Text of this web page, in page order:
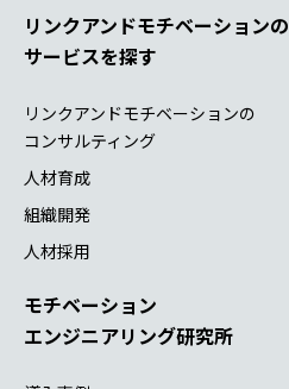
リンクアンドモチベーションの
サービスを探す
リンクアンドモチベーションの
コンサルティング
人材育成
組織開発
人材採用
モチベーション
エンジニアリング研究所